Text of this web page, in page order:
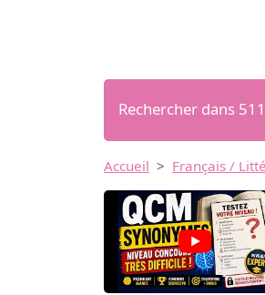
Rechercher dans
Accueil Français /